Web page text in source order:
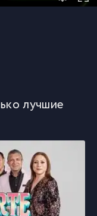
лучшие